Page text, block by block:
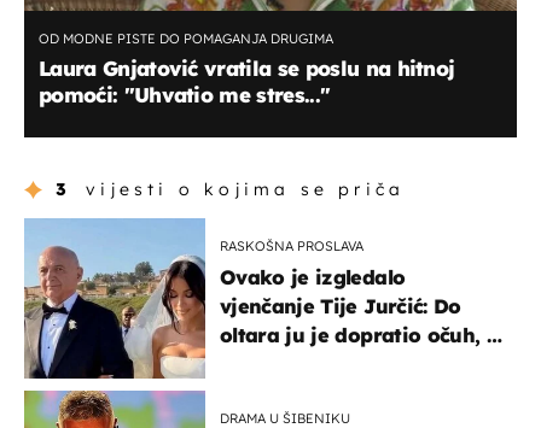
OD MODNE PISTE DO POMAGANJA DRUGIMA
Laura Gnjatović vratila se poslu na hitnoj
pomoći: "Uhvatio me stres..."
3 vijesti o kojima se priča
RASKOŠNA PROSLAVA
Ovako je izgledalo
vjenčanje Tije Jurčić: Do
oltara ju je dopratio očuh, a
DRAMA U ŠIBENIKU